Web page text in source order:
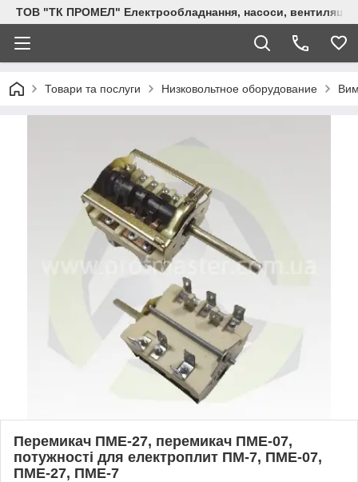
ТОВ "ТК ПРОМЕЛ" Електрообладнання, насоси, вентиляція,
Товари та послуги Низковольтное оборудование
Перемикач ПМЕ-27, перемикач ПМЕ-07,
потужності для електроплит ПМ-7, ПМЕ-07,
ПМЕ-27, ПМЕ-7